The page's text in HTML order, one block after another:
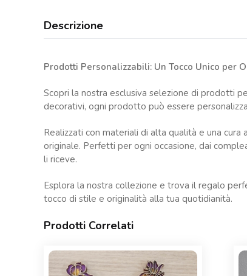
Descrizione
Prodotti Personalizzabili: Un Tocco Unico per
Scopri la nostra esclusiva selezione di prodotti
decorativi, ogni prodotto può essere
Realizzati con materiali di alta qualità e una
originale. Perfetti per ogni occasione, dai
li riceve.
Esplora la nostra collezione e trova il regalo
tocco di stile e originalità alla tua quotidianità.
Prodotti Correlati